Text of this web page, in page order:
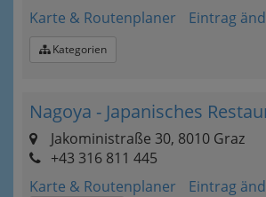
Karte & Routenplaner
Eintrag
Kategorien
Nagoya - Japanisches
Jakoministraße 30, 8010 Graz
+43 316 811 445
Karte & Routenplaner
Eintrag